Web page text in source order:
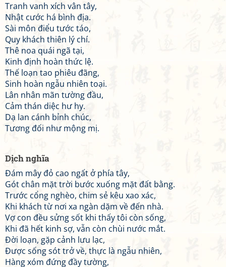
Tranh vanh xích vân tây,
Nhật cước há bình địa.
Sài môn điểu tước táo,
Quy khách thiên lý chí.
Thê noa quái ngã tại,
Kinh định hoàn thức lệ.
Thế loạn tao phiêu đãng,
Sinh hoàn ngẫu nhiên toại.
Lân nhân mãn tường đầu,
Cảm thán diệc hư hy.
Dạ lan cánh bỉnh chúc,
Tương đối như mộng mị.
Dịch nghĩa
Đám mây đỏ cao ngất ở phía tây,
Gót chân mặt trời bước xuống mặt đất bằng.
Trước cổng nghèo, chim sẻ kêu xao xác,
Khi khách từ nơi xa ngàn dặm về đến nhà.
Vợ con đều sửng sốt khi thấy tôi còn sống,
Khi đã hết kinh sợ, vẫn còn chùi nước mắt.
Đời loạn, gặp cảnh lưu lạc,
Được sống sót trở về, thực là ngẫu nhiên,
Hàng xóm đứng đầy tường,